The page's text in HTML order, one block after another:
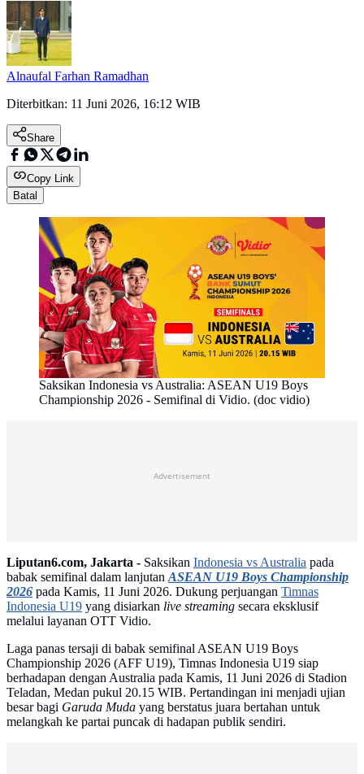
Alnaufal Farhan Ramadhan
Diterbitkan: 11 Juni 2026, 16:12 WIB
Share
Copy Link
Batal
Saksikan Indonesia vs Australia: ASEAN U19 Boys
Championship 2026 - Semifinal di Vidio. (doc vidio)
Advertisement
Liputan6.com, Jakarta - Saksikan Indonesia vs Australia pada
babak semifinal dalam lanjutanASEAN U19 Boys Championship
2026 pada Kamis, 11 Juni 2026. Dukung perjuangan Timnas
Indonesia U19 yang disiarkan live streaming secara eksklusif
melalui layanan OTT Vidio.
Laga panas tersaji di babak semifinal ASEAN U19 Boys
Championship 2026 (AFF U19), Timnas Indonesia U19 siap
berhadapan dengan Australia pada Kamis, 11 Juni 2026 di Stadion
Teladan, Medan pukul 20.15 WIB. Pertandingan ini menjadi ujian
besar bagi Garuda Muda yang berstatus juara bertahan untuk
melangkah ke partai puncak di hadapan publik sendiri.